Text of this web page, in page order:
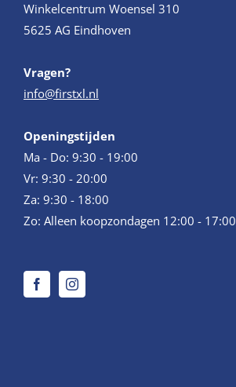
Winkelcentrum Woensel 310
5625 AG Eindhoven
Vragen?
info@firstxl.nl
Openingstijden
Ma - Do: 9:30 - 19:00
Vr: 9:30 - 20:00
Za: 9:30 - 18:00
Zo: Alleen koopzondagen 12:00 - 17:00